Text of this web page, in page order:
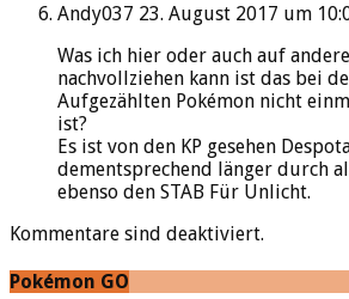
Andy037 23. August 2017 um
Was ich hier oder auch auf
nachvollziehen kann ist das bei
Aufgezählten Pokémon nicht
ist?
Es ist von den KP gesehen
dementsprechend länger durch
ebenso den STAB Für Unlicht.
Kommentare sind deaktiviert.
Pokémon GO